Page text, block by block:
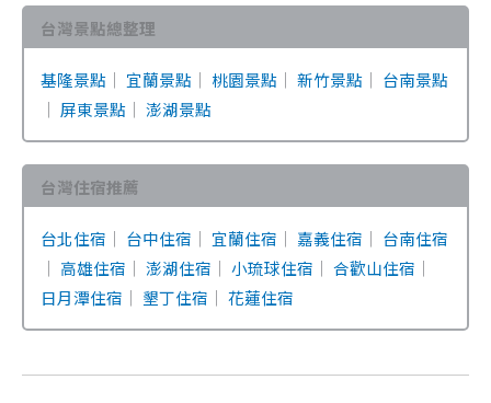
台灣景點總整理
基隆景點 ｜ 宜蘭景點 ｜ 桃園景點 ｜ 新竹景點 ｜ 台南景點
｜ 屏東景點 ｜ 澎湖景點
台灣住宿推薦
台北住宿 ｜ 台中住宿 ｜ 宜蘭住宿 ｜ 嘉義住宿 ｜ 台南住宿
｜ 高雄住宿 ｜ 澎湖住宿 ｜ 小琉球住宿 ｜ 合歡山住宿 ｜
日月潭住宿 ｜ 墾丁住宿 ｜ 花蓮住宿